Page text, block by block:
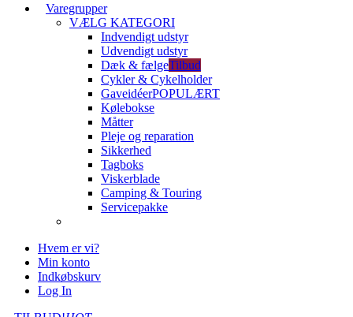
Varegrupper
VÆLG KATEGORI
Indvendigt udstyr
Udvendigt udstyr
Dæk & fælgeTilbud
Cykler & Cykelholder
GaveidéerPOPULÆRT
Kølebokse
Måtter
Pleje og reparation
Sikkerhed
Tagboks
Viskerblade
Camping & Touring
Servicepakke
Hvem er vi?
Min konto
Indkøbskurv
Log In